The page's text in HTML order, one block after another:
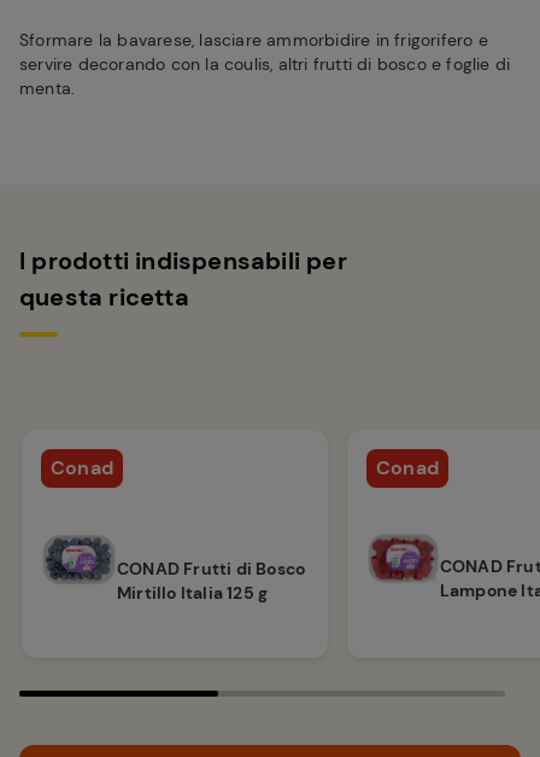
Sformare la bavarese, lasciare ammorbidire in frigorifero e
servire decorando con la coulis, altri frutti di bosco e foglie di
menta.
I prodotti indispensabili per
questa ricetta
Conad
CONAD Frutti di Bosco
Mirtillo Italia 125 g
Conad
CONAD
Lampone